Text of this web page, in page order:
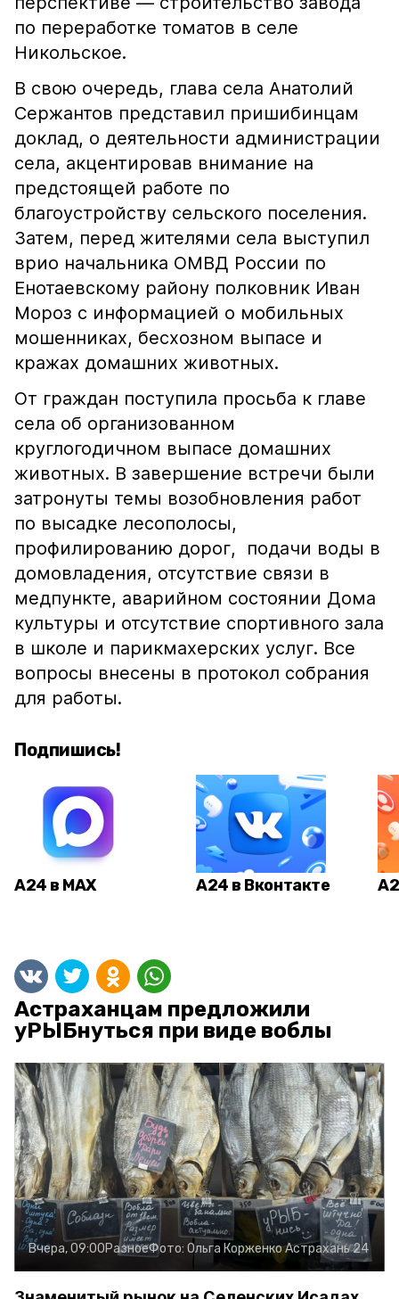
по переработке томатов в селе
Никольское.
В свою очередь, глава села Анатолий
Сержантов представил пришибинцам
доклад, о деятельности администрации
села, акцентировав внимание на
предстоящей работе по
благоустройству сельского поселения.
Затем, перед жителями села выступил
врио начальника ОМВД России по
Енотаевскому району полковник Иван
Мороз с информацией о мобильных
мошенниках, бесхозном выпасе и
кражах домашних животных.
От граждан поступила просьба к главе
села об организованном
круглогодичном выпасе домашних
животных. В завершение встречи были
затронуты темы возобновления работ
по высадке лесополосы,
профилированию дорог, подачи воды в
домовладения, отсутствие связи в
медпункте, аварийном состоянии Дома
культуры и отсутствие спортивного зала
в школе и парикмахерских услуг. Все
вопросы внесены в протокол собрания
для работы.
Подпишись!
А24 в MAX А24 в Вконтакте
Астраханцам предложили
уРЫБнуться при виде воблы
Вчера, 09:00РазноеФото: Ольга КорженкоАстрахань 24